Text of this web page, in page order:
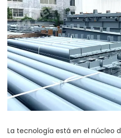
La tecnología está en el núcleo